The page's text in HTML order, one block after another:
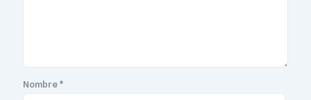
Nombre*